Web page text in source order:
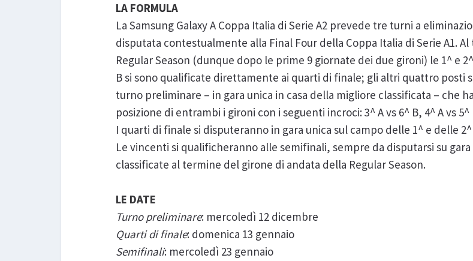
LA FORMULA
La Samsung Galaxy A Coppa Italia di Serie A2 prevede tre turni a
disputata contestualmente alla Final Four della Coppa Italia di Serie A1.
Regular Season (dunque dopo le prime 9 giornate dei due gironi) le 1^ e
B si sono qualificate direttamente ai quarti di finale; gli altri quattro posti
turno preliminare – in gara unica in casa della migliore classificata – che
posizione di entrambi i gironi con i seguenti incroci: 3^ A vs 6^ B, 4^ A vs 5^
I quarti di finale si disputeranno in gara unica sul campo delle 1^ e delle
Le vincenti si qualificheranno alle semifinali, sempre da disputarsi su
classificate al termine del girone di andata della Regular Season.
LE DATE
Turno preliminare: mercoledì 12 dicembre
Quarti di finale: domenica 13 gennaio
Semifinali: mercoledì 23 gennaio